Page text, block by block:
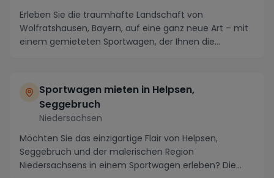
Erleben Sie die traumhafte Landschaft von
Wolfratshausen, Bayern, auf eine ganz neue Art – mit
einem gemieteten Sportwagen, der Ihnen die
Sportwagen mieten in Helpsen,
Seggebruch
Niedersachsen
Möchten Sie das einzigartige Flair von Helpsen,
Seggebruch und der malerischen Region
Niedersachsens in einem Sportwagen erleben? Die